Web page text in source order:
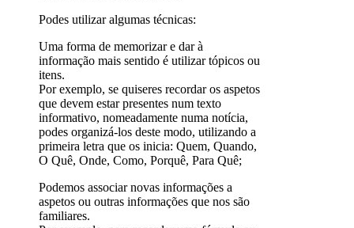
Podes utilizar algumas técnicas:
Uma forma de memorizar e dar à
informação mais sentido é utilizar tópicos ou
itens.
Por exemplo, se quiseres recordar os aspetos
que devem estar presentes num texto
informativo, nomeadamente numa notícia,
podes organizá-los deste modo, utilizando a
primeira letra que os inicia: Quem, Quando,
O Quê, Onde, Como, Porquê, Para Quê;
Podemos associar novas informações a
aspetos ou outras informações que nos são
familiares.